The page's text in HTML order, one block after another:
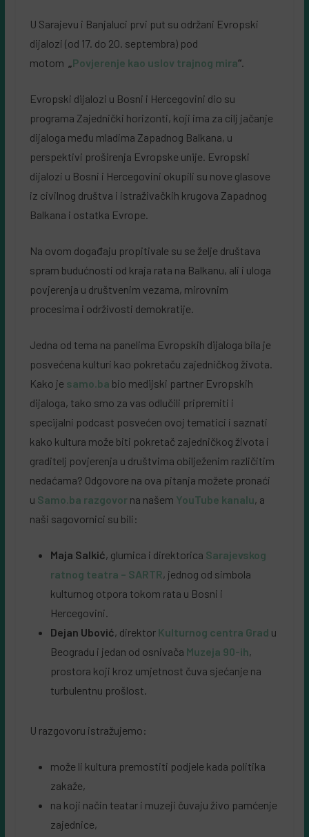
U Sarajevu i Banjaluci prvi put su održani Evropski
dijalozi (od 17. do 20. septembra) pod
motom
Povjerenje kao uslov trajnog mira“.
Evropski dijalozi u Bosni i Hercegovini dio su
programa Zajednički horizonti, koji ima za cilj jačanje
dijaloga među mladima Zapadnog Balkana, u
perspektivi proširenja Evropske unije. Evropski
dijalozi u Bosni i Hercegovini okupili su nove glasove
iz civilnog društva i istraživačkih krugova Zapadnog
Balkana i ostatka Evrope.
Na ovom događaju propitivale su se želje društava
spram budućnosti od kraja rata na Balkanu, ali i uloga
povjerenja u društvenim vezama, mirovnim
procesima i održivosti demokratije.
Jedna od tema na panelima Evropskih dijaloga bila je
posvećena kulturi kao pokretaču zajedničkog života.
Kako je samo.ba bio medijski partner Evropskih
dijaloga, tako smo za vas odlučili pripremiti i
specijalni podcast posvećen ovoj tematici i saznati
kako kultura može biti pokretač zajedničkog života i
graditelj povjerenja u društvima obilježenim različitim
nedaćama? Odgovore na ova pitanja možete pronaći
u Samo.ba razgovorna našem YouTube kanalu, a
naši sagovornici su bili:
Maja Salkić, glumica i direktorica Sarajevskog
ratnog teatra – SARTR, jednog od simbola
kulturnog otpora tokom rata u Bosni i
Hercegovini.
Dejan Ubović, direktor Kulturnog centra Grad u
Beogradu i jedan od osnivača Muzeja 90-ih,
prostora koji kroz umjetnost čuva sjećanje na
turbulentnu prošlost.
U razgovoru istražujemo:
može li kultura premostiti podjele kada politika
zakaže,
na koji način teatar i muzeji čuvaju živo pamćenje
zajednice,